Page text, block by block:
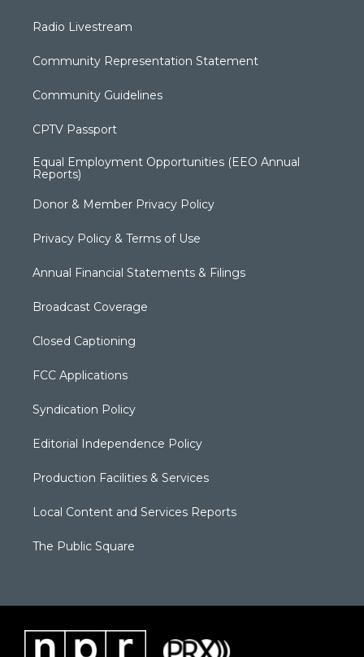
Radio Livestream
Community Representation Statement
Community Guidelines
CPTV Passport
Equal Employment Opportunities (EEO Annual
Reports)
Donor & Member Privacy Policy
Privacy Policy & Terms of Use
Annual Financial Statements & Filings
Broadcast Coverage
Closed Captioning
FCC Applications
Syndication Policy
Editorial Independence Policy
Production Facilities & Services
Local Content and Services Reports
The Public Square